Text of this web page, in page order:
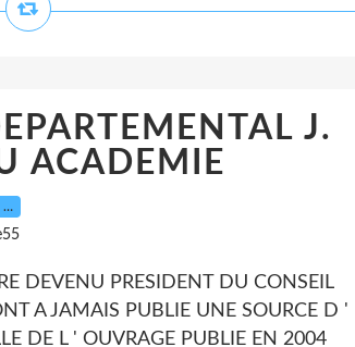
J.
ACADEMIE
…
DEVENU PRESIDENT DU CONSEIL
A JAMAIS PUBLIE UNE SOURCE D '
DE L ' OUVRAGE PUBLIE EN 2004